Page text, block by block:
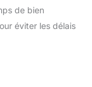
de bien
éviter les délais